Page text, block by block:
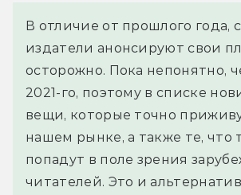
В отличие от прошлого года,
издатели анонсируют свои
осторожно. Пока непонятно,
2021-го, поэтому в списке
вещи, которые точно
нашем рынке, а также те, что
попадут в поле зрения
читателей. Это и